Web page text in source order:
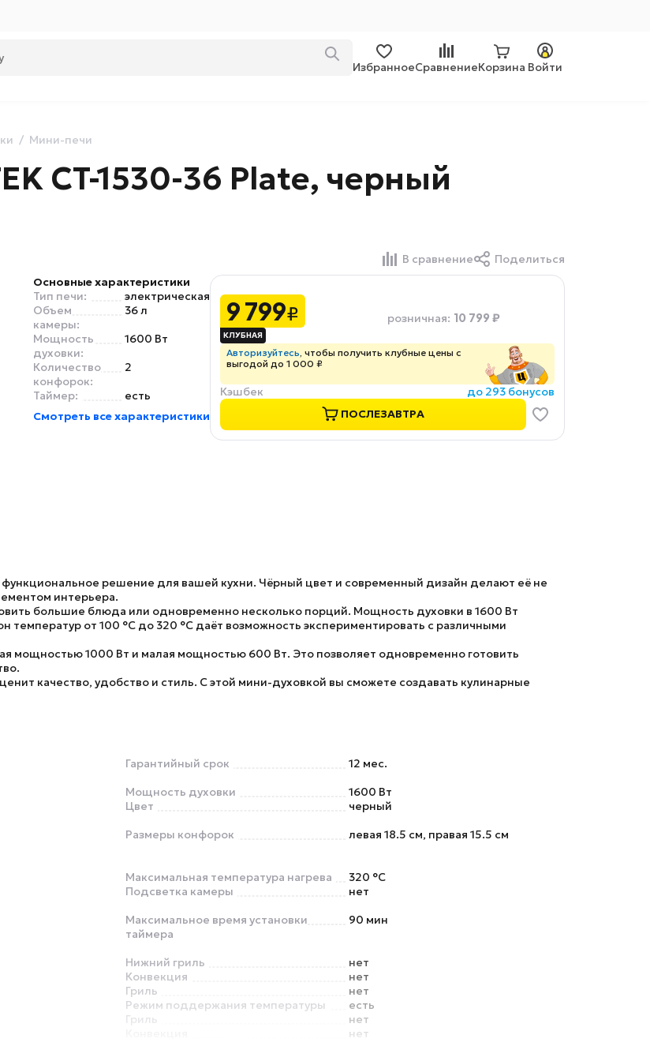
ИзбранноеСравнениеКорзина Войти
Мини-печи
CT-1530-36 Plate, черный
В сравнение Поделиться
Основные характеристики
Тип печи:
электрическая
Объем
камеры:
36 л
Мощность
духовки:
1600 Вт
Количество
конфорок:
2
Таймер:
есть
Смотреть все характеристики
9 799₽ розничная: 10 799 ₽
Авторизуйтесь, чтобы получить клубные цены с
выгодой до 1 000 ₽
Кэшбек
до 293 бонусов
ПОСЛЕЗАВТРА
функциональное решение для вашей кухни. Чёрный цвет и современный дизайн делают её не
интерьера.
большие блюда или одновременно несколько порций. Мощность духовки в 1600 Вт
от 100 °C до 320 °C даёт возможность экспериментировать с различными
мощностью 1000 Вт и малая мощностью 600 Вт. Это позволяет одновременно готовить
качество, удобство и стиль. С этой мини-духовкой вы сможете создавать кулинарные
Гарантийный срок
12 мес.
Мощность духовки
1600 Вт
Цвет
черный
Размеры конфорок
левая 18.5 см, правая 15.5 см
Максимальная температура нагрева
320 °C
Подсветка камеры
нет
Максимальное время установки
таймера
90 мин
Нижний гриль
нет
Конвекция
нет
Гриль
нет
Режим поддержания температуры
есть
Гриль
нет
нет